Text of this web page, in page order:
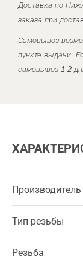
Доставка по
заказа при
Самовывоз
пункте выдачи.
самовывоз 1-2
Производитель
Тип резьбы
Резьба